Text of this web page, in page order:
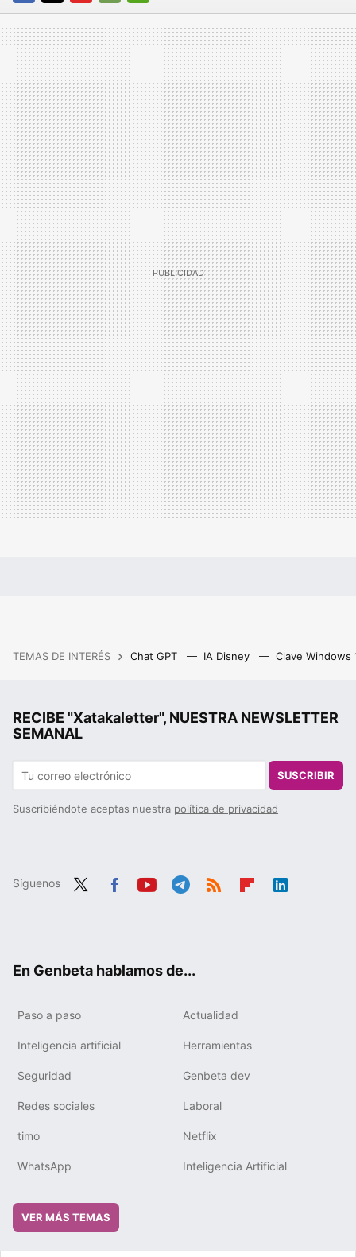
FACEBOOK
TWITTERFLIPBOARD
E-
MAIL
WHATSAPP
TEMAS DE INTERÉS Chat GPT IA Disney Clave Windows
RECIBE "Xatakaletter", NUESTRA NEWSLETTER
SEMANAL
SUSCRIBIR
Suscribiéndote aceptas nuestra política de privacidad
Síguenos
En Genbeta hablamos de...
Paso a paso Actualidad
Inteligencia artificial Herramientas
Seguridad Genbeta dev
Redes sociales Laboral
timo Netflix
WhatsApp Inteligencia Artificial
VER MÁS TEMAS